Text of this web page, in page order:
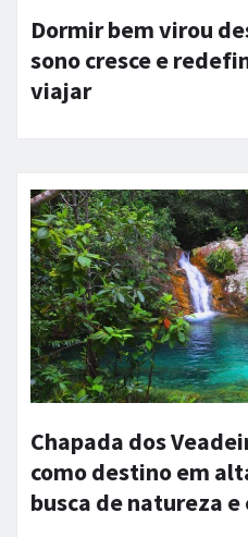
Dormir bem virou
sono cresce e
viajar
Chapada dos
como destino em
busca de natureza e